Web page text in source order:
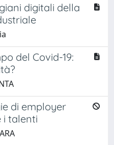
digitali della
del Covid-19:
di employer
talenti